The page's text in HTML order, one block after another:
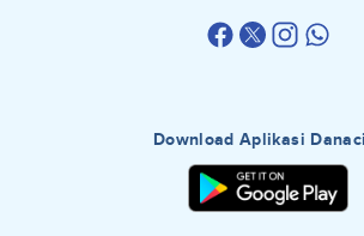
Download Aplikasi